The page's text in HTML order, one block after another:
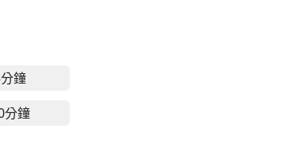
計時器，支援全螢幕顯示與自訂設定
時間管理
於短時間專注、快速休息與簡單練習
鐘
5分鐘線上計時器 - 適用於番茄工作法休息、短暫
顯示與自訂設定
計時器，支援全螢幕顯示與自訂設定
與深度思考
番茄工作法時長，提高工作效率與專注力
分鐘
30分鐘線上計時器 - 適用於中等時長工作、學習與